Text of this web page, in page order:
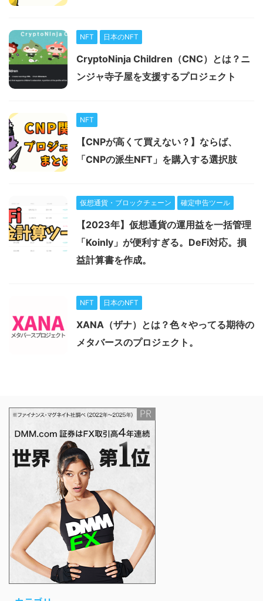
NFT 日本のNFT
CryptoNinja Children（CNC）とは？ニ
ンジャ寺子屋を支援するプロジェクト
NFT
【CNPが高くて買えない？】ならば、
「CNPの派生NFT」を購入する選択肢
仮想通貨・ブロックチェーン 確定申告ツール
【2023年】仮想通貨の運用益を一括管理
「Koinly」が便利すぎる。DeFi対応。損
益計算書を作成。
NFT 日本のNFT
XANA（ザナ）とは？色々やってる期待の
メタバースのプロジェクト。